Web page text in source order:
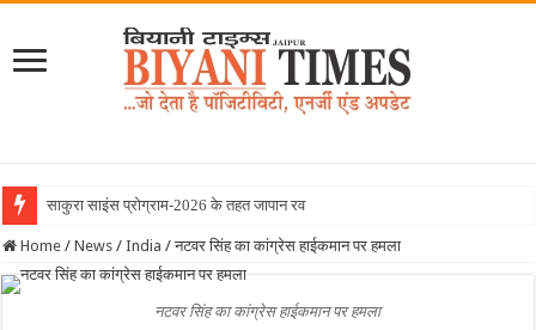
साकुरा साइंस प्रोग्राम-2026 के तहत जापान रवाना हुई बि
Home / News / India / नटवर सिंह का कांग्रेस हाईकमान पर हमला
नटवर सिंह का कांग्रेस हाईकमान पर हमला